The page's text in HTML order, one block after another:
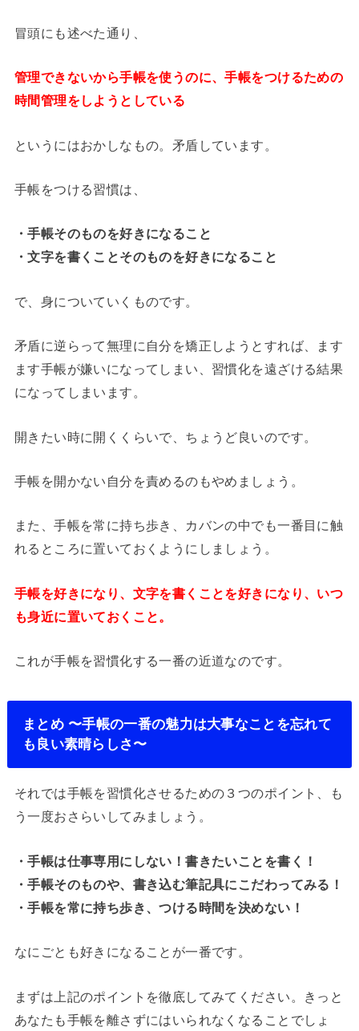
冒頭にも述べた通り、
管理できないから手帳を使うのに、手帳をつけるための
時間管理をしようとしている
というにはおかしなもの。矛盾しています。
手帳をつける習慣は、
・手帳そのものを好きになること
・文字を書くことそのものを好きになること
で、身についていくものです。
矛盾に逆らって無理に自分を矯正しようとすれば、ます
ます手帳が嫌いになってしまい、習慣化を遠ざける結果
になってしまいます。
開きたい時に開くくらいで、ちょうど良いのです。
手帳を開かない自分を責めるのもやめましょう。
また、手帳を常に持ち歩き、カバンの中でも一番目に触
れるところに置いておくようにしましょう。
手帳を好きになり、文字を書くことを好きになり、いつ
も身近に置いておくこと。
これが手帳を習慣化する一番の近道なのです。
まとめ 〜手帳の一番の魅力は大事なことを忘れて
も良い素晴らしさ〜
それでは手帳を習慣化させるための３つのポイント、も
う一度おさらいしてみましょう。
・手帳は仕事専用にしない！書きたいことを書く！
・手帳そのものや、書き込む筆記具にこだわってみる！
・手帳を常に持ち歩き、つける時間を決めない！
なにごとも好きになることが一番です。
まずは上記のポイントを徹底してみてください。きっと
あなたも手帳を離さずにはいられなくなることでしょ